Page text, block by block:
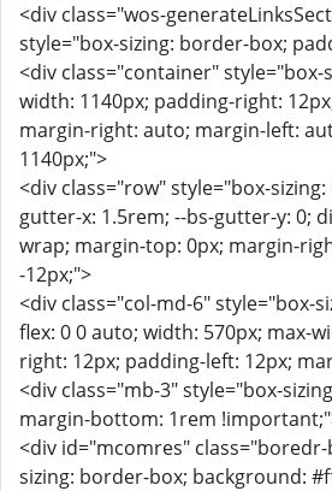
<div class="wos-
style="box-sizing: border-box;
<div class="container"
width: 1140px; padding-right:
margin-right: auto; margin-left:
1140px;">
<div class="row" style="box-
gutter-x: 1.5rem; --bs-gutter-y: 0;
wrap; margin-top: 0px; margin-
-12px;">
<div class="col-md-6" style="box-
flex: 0 0 auto; width: 570px; max-
right: 12px; padding-left: 12px;
<div class="mb-3" style="box-
margin-bottom: 1rem
<div id="mcomres"
sizing: border-box; background: